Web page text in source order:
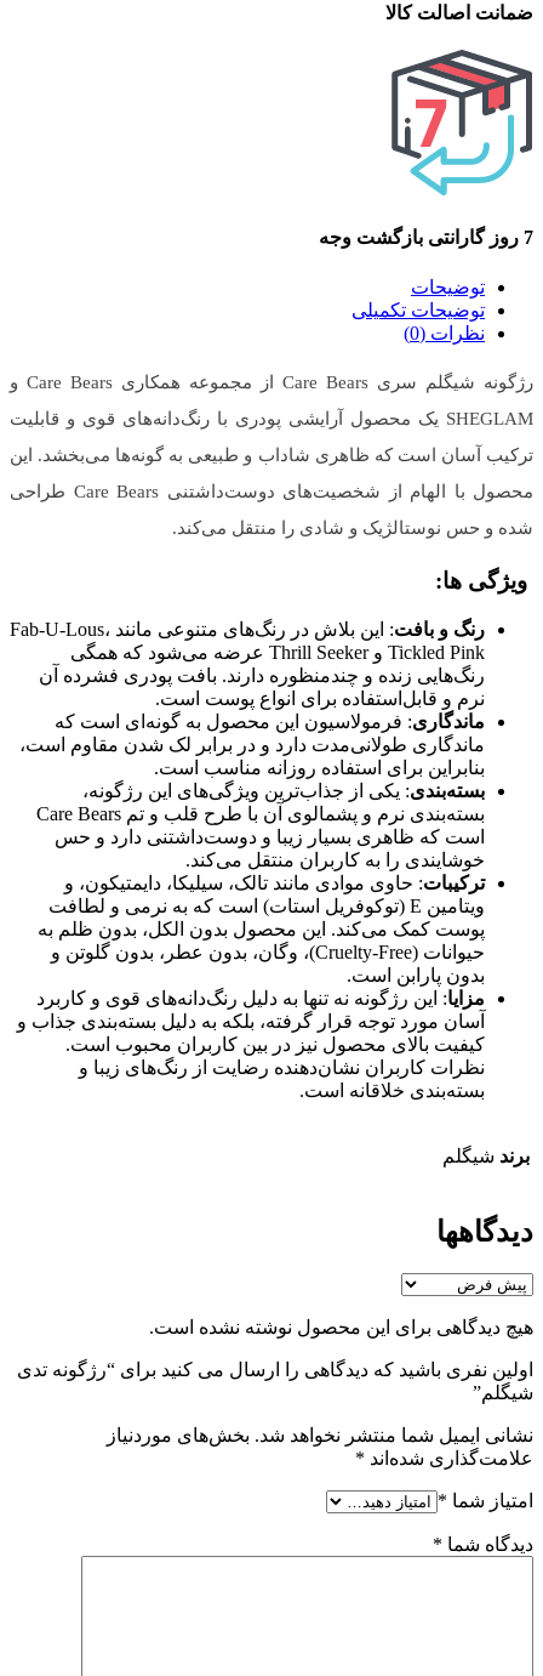
ضمانت اصالت کالا
7 روز گارانتی بازگشت وجه
توضیحات
توضیحات تکمیلی
نظرات (0)
رژگونه شیگلم سری Care Bears از مجموعه همکاری Care Bears و
SHEGLAM یک محصول آرایشی پودری با رنگ‌دانه‌های قوی و قابلیت
ترکیب آسان است که ظاهری شاداب و طبیعی به گونه‌ها می‌بخشد. این
محصول با الهام از شخصیت‌های دوست‌داشتنی Care Bears طراحی
شده و حس نوستالژیک و شادی را منتقل می‌کند.
ویژگی‌ ها:
رنگ و بافت
: این بلاش در رنگ‌های متنوعی مانند Fab-U-Lous،
Tickled Pink و Thrill Seeker عرضه می‌شود که همگی
رنگ‌هایی زنده و چندمنظوره دارند. بافت پودری فشرده آن
نرم و قابل‌استفاده برای انواع پوست است.
ماندگاری: فرمولاسیون این محصول به گونه‌ای است که
ماندگاری طولانی‌مدت دارد و در برابر لک شدن مقاوم است،
بنابراین برای استفاده روزانه مناسب است.
بسته‌بندی: یکی از جذاب‌ترین ویژگی‌های این رژگونه،
بسته‌بندی نرم و پشمالوی آن با طرح قلب و تم Care Bears
است که ظاهری بسیار زیبا و دوست‌داشتنی دارد و حس
خوشایندی را به کاربران منتقل می‌کند.
ترکیبات: حاوی موادی مانند تالک، سیلیکا، دایمتیکون، و
ویتامین E (توکوفریل استات) است که به نرمی و لطافت
پوست کمک می‌کند. این محصول بدون الکل، بدون ظلم به
حیوانات (Cruelty-Free)، وگان، بدون عطر، بدون گلوتن و
بدون پارابن است.
مزایا: این رژگونه نه تنها به دلیل رنگ‌دانه‌های قوی و کاربرد
آسان مورد توجه قرار گرفته، بلکه به دلیل بسته‌بندی جذاب و
کیفیت بالای محصول نیز در بین کاربران محبوب است.
نظرات کاربران نشان‌دهنده رضایت از رنگ‌های زیبا و
بسته‌بندی خلاقانه است.
برند شیگلم
دیدگاهها
هیچ دیدگاهی برای این محصول نوشته نشده است.
اولین نفری باشید که دیدگاهی را ارسال می کنید برای “رژگونه تدی
شیگلم”
نشانی ایمیل شما منتشر نخواهد شد. بخش‌های موردنیاز
علامت‌گذاری شده‌اند *
امتیاز شما *
دیدگاه شما *